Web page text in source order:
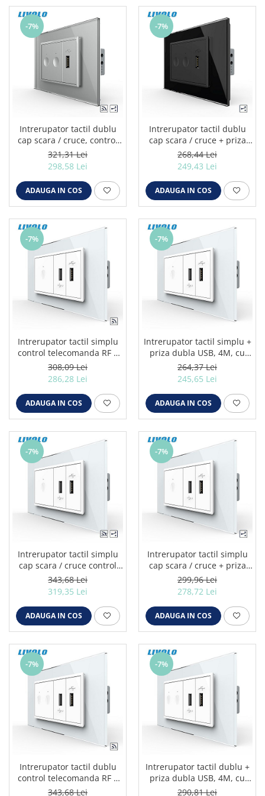
-7%
Intrerupator tactil dublu
cap scara / cruce, control
telecomanda RF + priza
USB, 3M, rama sticla gri
321,31 Lei
298,58 Lei
ADAUGA IN COS
-7%
Intrerupator tactil dublu
cap scara / cruce + priza
USB, 3M, rama sticla negru
268,44 Lei
249,43 Lei
ADAUGA IN COS
-7%
Intrerupator tactil simplu
control telecomanda RF +
priza dubla USB, 4M, cu
rama sticla alb
308,09 Lei
286,28 Lei
ADAUGA IN COS
-7%
Intrerupator tactil simplu +
priza dubla USB, 4M, cu
rama sticla alb
264,37 Lei
245,65 Lei
ADAUGA IN COS
-7%
Intrerupator tactil simplu
cap scara / cruce control
telecomanda RF + priza
dubla USB, 4M, cu rama
343,68 Lei
319,35 Lei
ADAUGA IN COS
-7%
Intrerupator tactil simplu
cap scara / cruce + priza
dubla USB, 4M, cu rama
sticla alb
299,96 Lei
278,72 Lei
ADAUGA IN COS
-7%
Intrerupator tactil dublu
control telecomanda RF +
priza dubla USB, 4M, cu
343,68 Lei
-7%
Intrerupator tactil dublu +
priza dubla USB, 4M, cu
rama sticla alb
290,81 Lei